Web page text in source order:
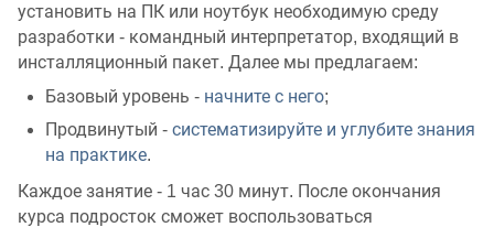
установить на ПК или ноутбук необходимую среду
разработки - командный интерпретатор, входящий в
инсталляционный пакет. Далее мы предлагаем:
Базовый уровень - начните с него;
Продвинутый - систематизируйте и углубите знания
на практике.
Каждое занятие - 1 час 30 минут. После окончания
курса подросток сможет воспользоваться